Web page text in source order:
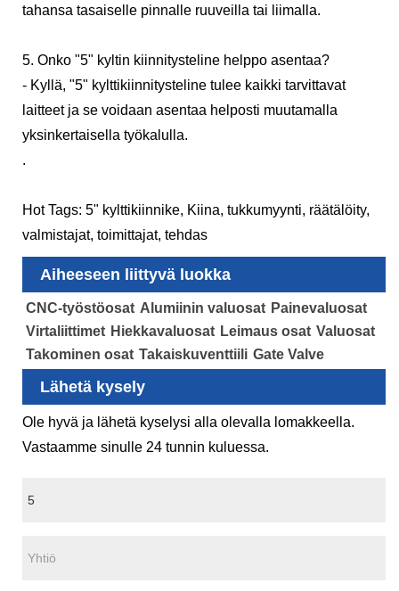
tahansa tasaiselle pinnalle ruuveilla tai liimalla.
5. Onko "5" kyltin kiinnitysteline helppo asentaa?
- Kyllä, "5" kylttikiinnitysteline tulee kaikki tarvittavat
laitteet ja se voidaan asentaa helposti muutamalla
yksinkertaisella työkalulla.
.
Hot Tags: 5" kylttikiinnike, Kiina, tukkumyynti, räätälöity,
valmistajat, toimittajat, tehdas
Aiheeseen liittyvä luokka
CNC-työstöosat Alumiinin valuosat Painevaluosat
Virtaliittimet Hiekkavaluosat Leimaus osat Valuosat
Takominen osat Takaiskuventtiili Gate Valve
Lähetä kysely
Ole hyvä ja lähetä kyselysi alla olevalla lomakkeella.
Vastaamme sinulle 24 tunnin kuluessa.